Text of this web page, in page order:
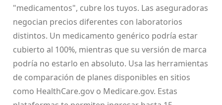
"medicamentos", cubre los tuyos. Las aseguradoras
negocian precios diferentes con laboratorios
distintos. Un medicamento genérico podría estar
cubierto al 100%, mientras que su versión de marca
podría no estarlo en absoluto. Usa las herramientas
de comparación de planes disponibles en sitios
como HealthCare.gov o Medicare.gov. Estas